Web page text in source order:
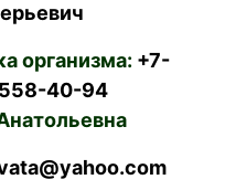
организма: +7-
40-94